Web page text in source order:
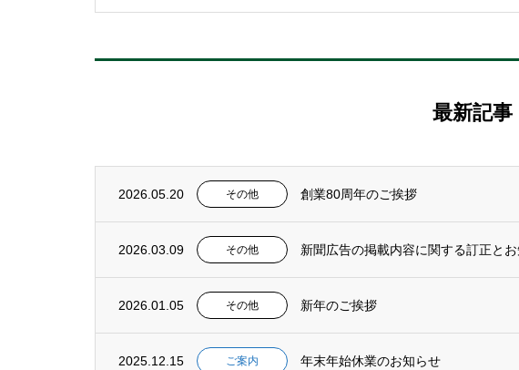
最新記事
2026.05.20 その他 創業80周年のご挨拶
2026.03.09 その他 新聞広告の掲載内容に関する訂正と
2026.01.05 その他 新年のご挨拶
2025.12.15 ご案内 年末年始休業のお知らせ